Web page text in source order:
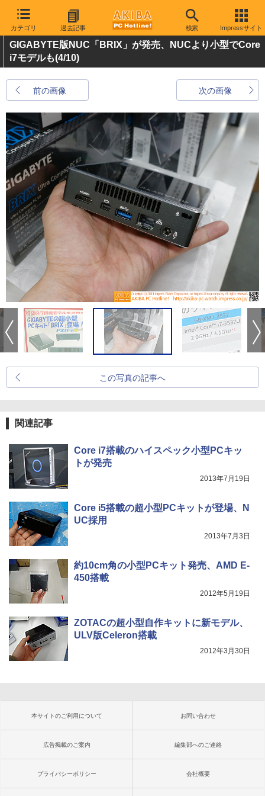
カテゴリ 過去記事 検索 Impressサイト
GIGABYTE版NUC「BRIX」が発売、NUCより小型でCore
i7モデルも(4/10)
前の画像 次の画像
この写真の記事へ
関連記事
Core i7搭載のハイスペック小型PCキッ
トが発売
2013年7月19日
Core i5搭載の超小型PCキットが登場、N
UC採用
2013年7月3日
約10cm角の小型PCキット発売、AMD E-
450搭載
2012年5月19日
ZOTACの超小型自作キットに新モデル、
ULV版Celeron搭載
2012年3月30日
本サイトのご利用について お問い合わせ
広告掲載のご案内 編集部へのご連絡
プライバシーポリシー 会社概要